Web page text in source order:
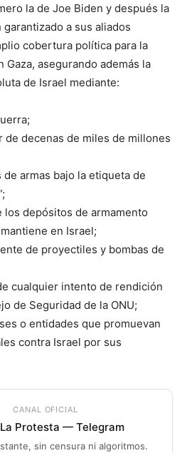
la de Joe Biden y después la
a sus aliados
cobertura política para la
asegurando además la
de Israel mediante:
de decenas de miles de millones
armas bajo la etiqueta de
los depósitos de armamento
en Israel;
de proyectiles y bombas de
cualquier intento de rendición
de Seguridad de la ONU;
o entidades que promuevan
contra Israel por sus
CANAL OFICIAL
Protesta — Telegram
sin censura ni algoritmos.